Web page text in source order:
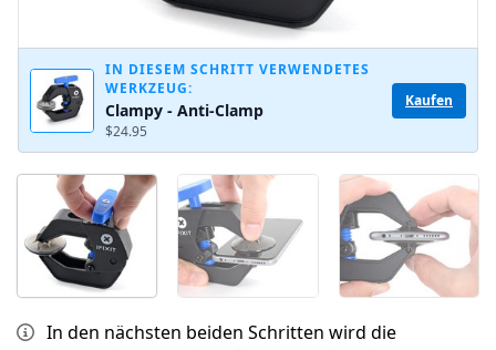
IN DIESEM SCHRITT VERWENDETES
WERKZEUG:
Clampy - Anti-Clamp
$24.95
Kaufen
In den nächsten beiden Schritten wird die